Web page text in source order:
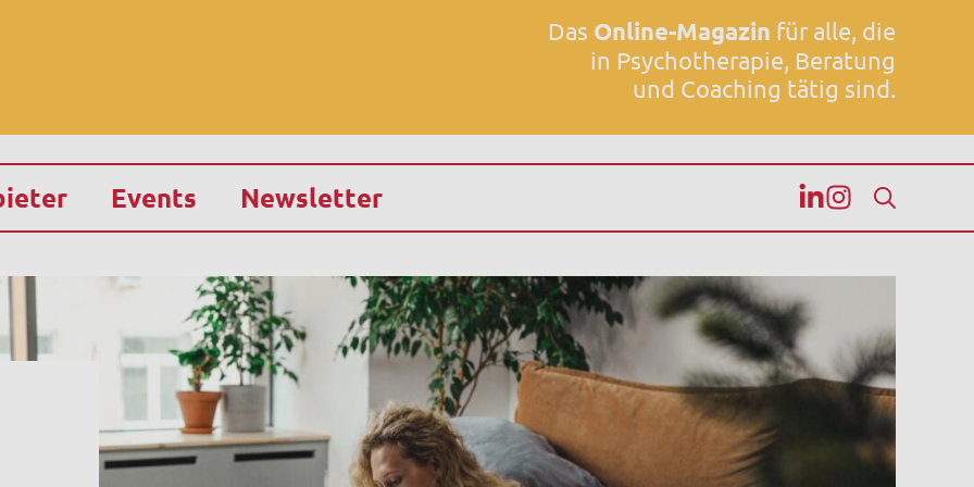
Das Online-Magazin für alle, die
in Psychotherapie, Beratung
und Coaching tätig sind.
Events Newsletter